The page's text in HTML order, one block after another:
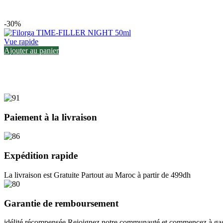
-30%
Vue rapide
Ajouter au panier
Paiement à la livraison
Expédition rapide
La livraison est Gratuite Partout au Maroc à partir de 499dh
Garantie de remboursement